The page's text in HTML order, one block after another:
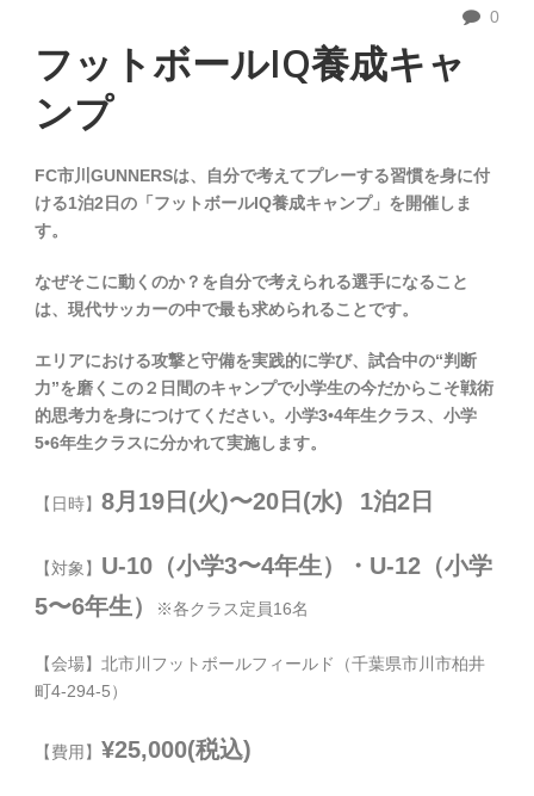
0
フットボールIQ養成キャ
ンプ
FC市川GUNNERSは、自分で考えてプレーする習慣を身に付
ける1泊2日の「フットボールIQ養成キャンプ」を開催しま
す。
なぜそこに動くのか？を自分で考えられる選手になること
は、現代サッカーの中で最も求められることです。
エリアにおける攻撃と守備を実践的に学び、試合中の“判断
力”を磨くこの２日間のキャンプで小学生の今だからこそ戦術
的思考力を身につけてください。小学3•4年生クラス、小学
5•6年生クラスに分かれて実施します。
【日時】 8月19 日 (火)〜20日(水) 1泊2日
【対象】 U-10（小学3〜4年生）・ U-12（小学
5〜6年生） ※各クラス定員16名
【会場】北市川フットボールフィールド（千葉県市川市柏井
町4-294-5）
【費用】 ¥25,000(税込)